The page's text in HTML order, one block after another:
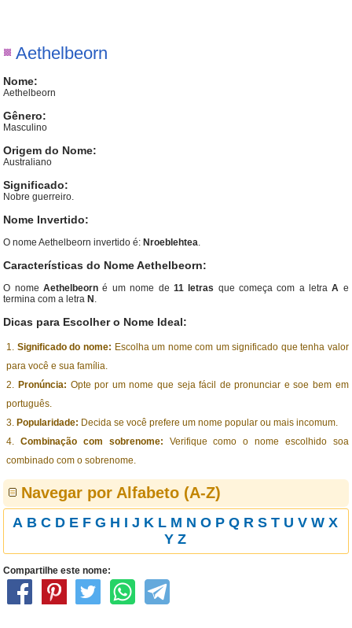
Aethelbeorn
Nome:
Aethelbeorn
Gênero:
Masculino
Origem do Nome:
Australiano
Significado:
Nobre guerreiro.
Nome Invertido:
O nome Aethelbeorn invertido é: Nroeblehtea.
Características do Nome Aethelbeorn:
O nomeAethelbeorn é um nome de 11 letras que começa com a letraA e
termina com a letra N .
Dicas para Escolher o Nome Ideal:
Significado do nome: Escolha um nome com um significado que tenha valor
para você e sua família.
Pronúncia: Opte por um nome que seja fácil de pronunciar e soe bem em
português.
Popularidade: Decida se você prefere um nome popular ou mais incomum.
Combinação com sobrenome: Verifique como o nome escolhido soa
combinado com o sobrenome.
Navegar por Alfabeto (A-Z)
A B C D E F G H I J K L M N O P Q R S T U V W X
Y Z
Compartilhe este nome: